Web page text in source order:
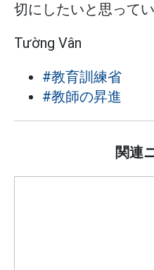
切にしたいと思ってい
Tường Vân
#教育訓練省
#教師の昇進
関連